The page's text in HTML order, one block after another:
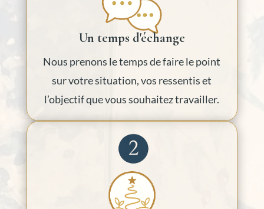
Un temps d'échange
Nous prenons le temps de faire le point
sur votre situation, vos ressentis et
l’objectif que vous souhaitez travailler.